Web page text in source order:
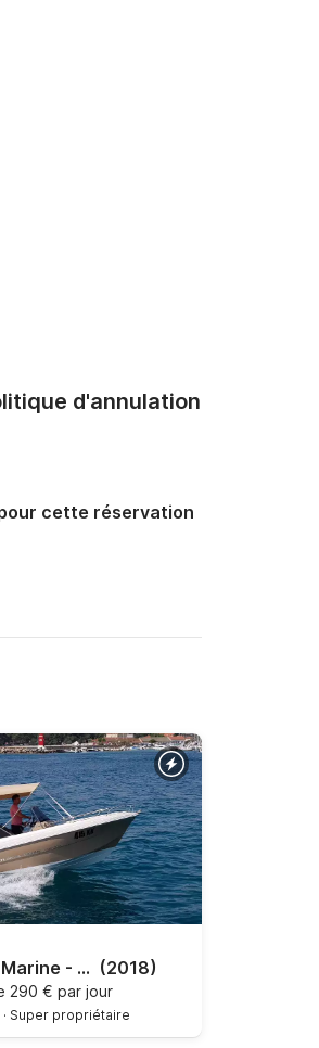
d'annulation
cette réservation
Atlatnic Marine - Open 530 (2018)
290 € par jour
· Super propriétaire